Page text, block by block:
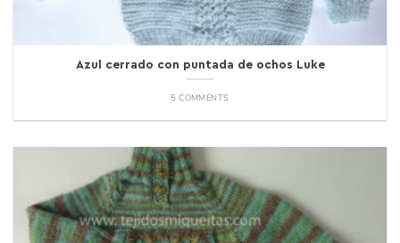
Azul cerrado con puntada de ochos Luke
5 COMMENTS